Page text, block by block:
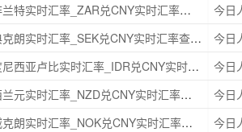
今日人民币兑南非兰特实时汇率_ZAR兑CNY实时汇率查询 2025年09月21日
今日人民币兑瑞典克朗实时汇率_SEK兑CNY实时汇率查询 2025年09月21日
今日人民币兑印度尼西亚卢比实时汇率_IDR兑CNY实时汇率查询 2025年09月21日
今日人民币兑新西兰元实时汇率_NZD兑CNY实时汇率查询 2025年09月21日
今日人民币兑挪威克朗实时汇率_NOK兑CNY实时汇率查询 2025年09月21日